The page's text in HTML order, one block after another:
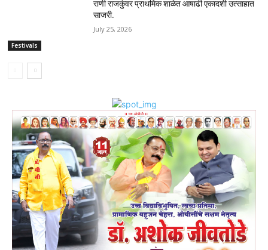
Festivals
राणी राजकुंवर प्राथमिक शाळेत आषाढी एकादशी उत्साहात
साजरी.
July 25, 2026